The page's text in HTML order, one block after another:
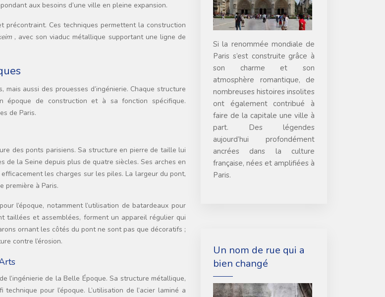
aux besoins d’une ville en pleine expansion.
précontraint. Ces techniques permettent la construction
, avec son viaduc métallique supportant une ligne de
aussi des prouesses d’ingénierie. Chaque structure
époque de construction et à sa fonction spécifique.
de Paris.
des ponts parisiens. Sa structure en pierre de taille lui
la Seine depuis plus de quatre siècles. Ses arches en
les charges sur les piles. La largeur du pont,
première à Paris.
l’époque, notamment l’utilisation de batardeaux pour
taillées et assemblées, forment un appareil régulier qui
ornant les côtés du pont ne sont pas que décoratifs ;
contre l’érosion.
l’ingénierie de la Belle Époque. Sa structure métallique,
pour l’époque. L’utilisation de l’acier laminé a
Si la renommée mondiale de
Paris s’est construite grâce à
son charme et son
atmosphère romantique, de
nombreuses histoires insolites
ont également contribué à
faire de la capitale une ville à
part. Des légendes
aujourd’hui profondément
ancrées dans la culture
française, nées et amplifiées à
Paris.
Un nom de rue qui a
bien changé